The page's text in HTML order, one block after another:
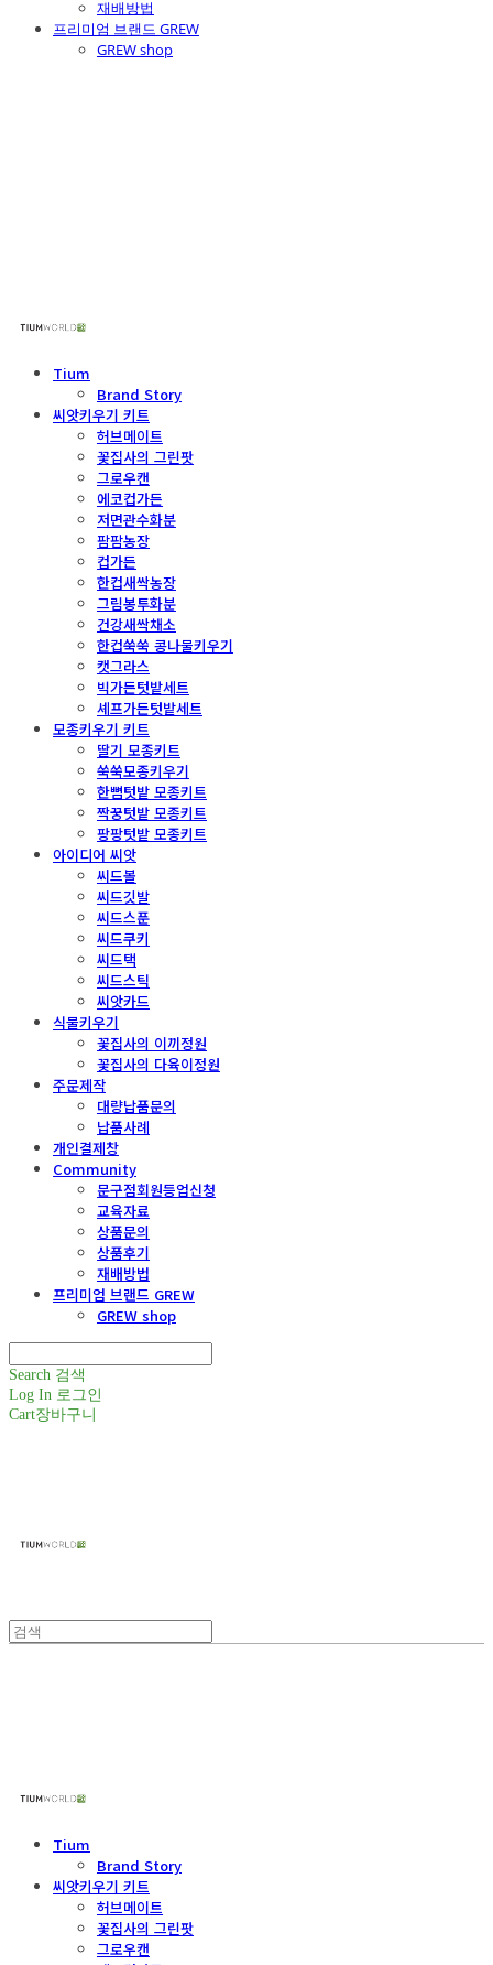
재배방법
프리미엄 브랜드 GREW
GREW shop
Tium
Brand Story
씨앗키우기 키트
허브메이트
꽃집사의 그린팟
그로우캔
에코컵가든
저면관수화분
팜팜농장
컵가든
한컵새싹농장
그림봉투화분
건강새싹채소
한컵쑥쑥 콩나물키우기
캣그라스
빅가든텃밭세트
셰프가든텃밭세트
모종키우기 키트
딸기 모종키트
쑥쑥모종키우기
한뼘텃밭 모종키트
짝꿍텃밭 모종키트
팡팡텃밭 모종키트
아이디어 씨앗
씨드볼
씨드깃발
씨드스푼
씨드쿠키
씨드택
씨드스틱
씨앗카드
식물키우기
꽃집사의 이끼정원
꽃집사의 다육이정원
주문제작
대량납품문의
납품사례
개인결제창
Community
문구점회원등업신청
교육자료
상품문의
상품후기
재배방법
프리미엄 브랜드 GREW
GREW shop
Search 검색
Log In 로그인
Cart장바구니
Tium
Brand Story
씨앗키우기 키트
허브메이트
꽃집사의 그린팟
그로우캔